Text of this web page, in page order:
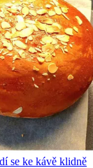
se ke kávě klidně